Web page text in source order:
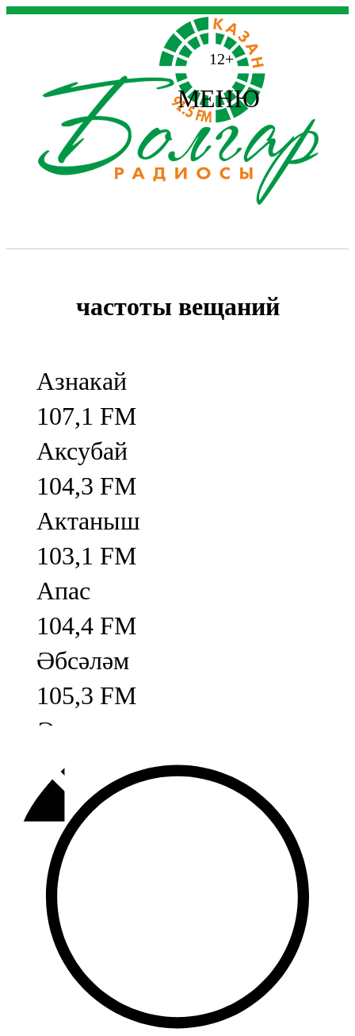
12+
МЕНЮ
частоты вещаний
Азнакай
107,1 FM
Аксубай
104,3 FM
Актаныш
103,1 FM
Апас
104,4 FM
Әбсәләм
105,3 FM
Әлмәт
92,9 FM
Базарлы матак
107,1 FM
Балык бистәсе
104,9 FM
Баулы
107,5 FM
Биләр